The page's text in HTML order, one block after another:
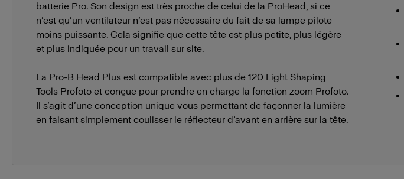
batterie Pro. Son design est très proche de celui de la ProHead, si ce
n’est qu’un ventilateur n’est pas nécessaire du fait de sa lampe pilote
moins puissante. Cela signifie que cette tête est plus petite, plus légère
et plus indiquée pour un travail sur site.
La Pro-B Head Plus est compatible avec plus de 120 Light Shaping
Tools Profoto et conçue pour prendre en charge la fonction zoom Profoto.
Il s’agit d’une conception unique vous permettant de façonner la lumière
en faisant simplement coulisser le réflecteur d’avant en arrière sur la tête.